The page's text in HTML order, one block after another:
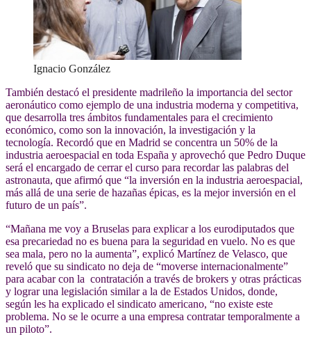
Ignacio González
También destacó el presidente madrileño la importancia del sector
aeronáutico como ejemplo de una industria moderna y competitiva,
que desarrolla tres ámbitos fundamentales para el crecimiento
económico, como son la innovación, la investigación y la
tecnología. Recordó que en Madrid se concentra un 50% de la
industria aeroespacial en toda España y aprovechó que Pedro Duque
será el encargado de cerrar el curso para recordar las palabras del
astronauta, que afirmó que “la inversión en la industria aeroespacial,
más allá de una serie de hazañas épicas, es la mejor inversión en el
futuro de un país”.
“Mañana me voy a Bruselas para explicar a los eurodiputados que
esa precariedad no es buena para la seguridad en vuelo. No es que
sea mala, pero no la aumenta”, explicó Martínez de Velasco, que
reveló que su sindicato no deja de “moverse internacionalmente”
para acabar con la contratación a través de brokers y otras prácticas
y lograr una legislación similar a la de Estados Unidos, donde,
según les ha explicado el sindicato americano, “no existe este
problema. No se le ocurre a una empresa contratar temporalmente a
un piloto”.